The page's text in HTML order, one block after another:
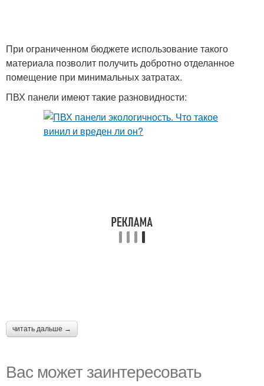
При ограниченном бюджете использование такого
материала позволит получить добротно отделанное
помещение при минимальных затратах.
ПВХ панели имеют такие разновидности:
читать дальше →
Вас может заинтересовать